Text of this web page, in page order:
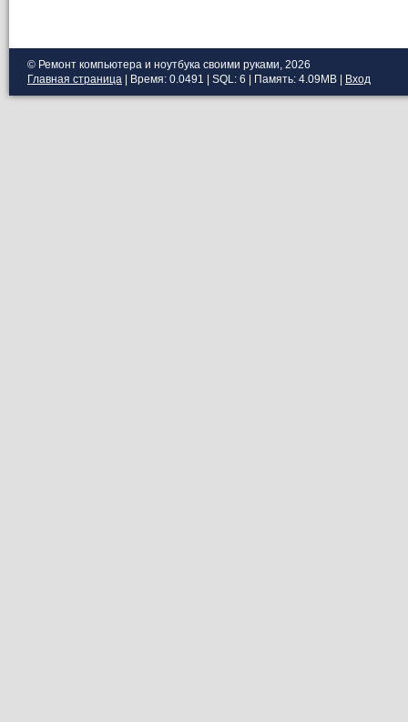
© Ремонт компьютера и ноутбука своими руками, 2026
Главная страница | Время: 0.0491 | SQL: 6 | Память: 4.09MB Вход